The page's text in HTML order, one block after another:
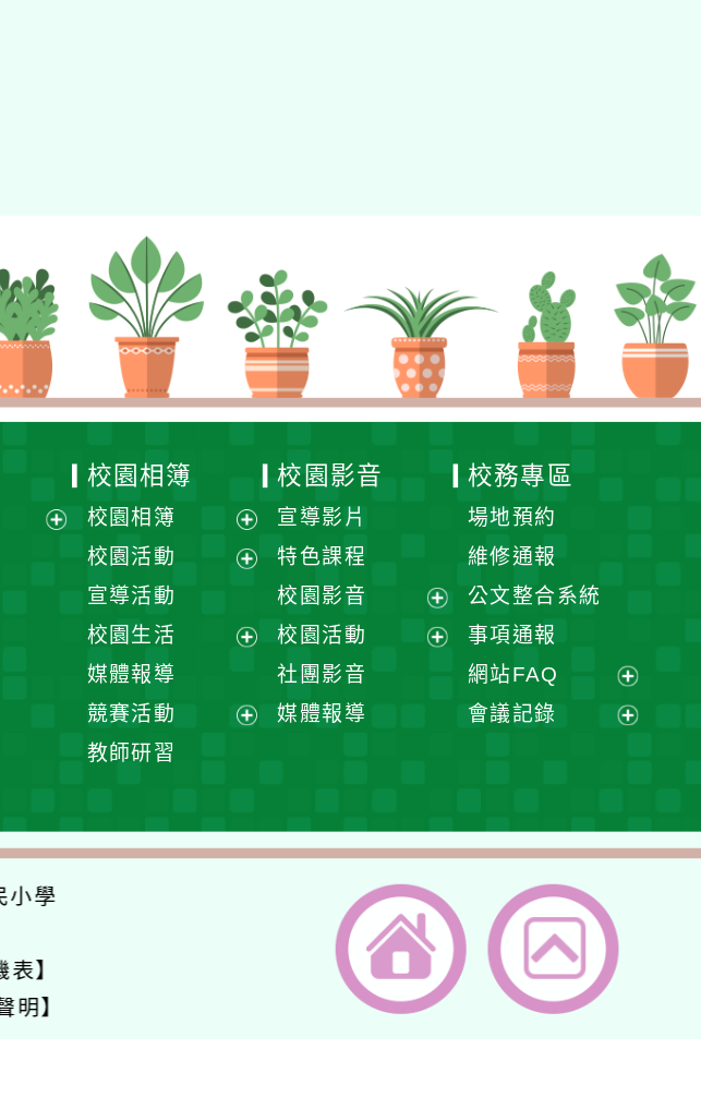
校園相簿
校園相簿
展
開
單
校園活動
選
宣導活動
校園生活
選
媒體報導
競賽活動
單
教師研習
校園影音
宣導影片
特色課程
校園影音
展
開
校園活動
社團影音
媒體報導
校務專區
場地預約
維修通報
公文整合系統
事項通報
網站FAQ
展
會議記錄
單
小學
表】
明】